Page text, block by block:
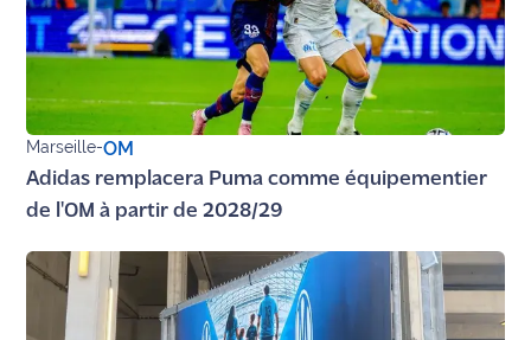
rouge
Maritima
de Jeff
C'est
club
Les
Coachs
Maritima
Marseille-OM
Adidas remplacera Puma comme équipementier
de l'OM à partir de 2028/29